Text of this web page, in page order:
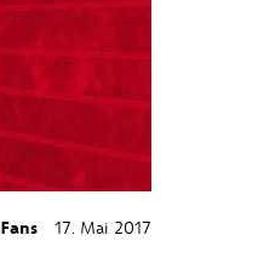
Fans 17. Mai 2017